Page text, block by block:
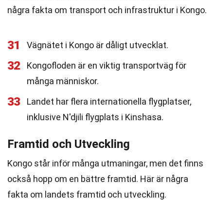
några fakta om transport och infrastruktur i Kongo.
31 Vägnätet i Kongo är dåligt utvecklat.
32
Kongofloden är en viktig transportväg för
många människor.
33
Landet har flera internationella flygplatser,
inklusive N'djili flygplats i Kinshasa.
Framtid och Utveckling
Kongo står inför många utmaningar, men det finns
också hopp om en bättre framtid. Här är några
fakta om landets framtid och utveckling.